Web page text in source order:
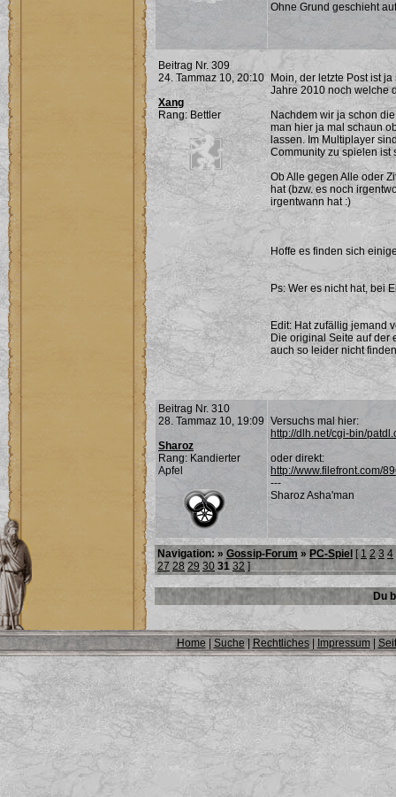
Ohne Grund geschieht
Beitrag Nr. 309
24. Tammaz 10, 20:10
Xang
Rang: Bettler
Moin, der letzte Post ist
Jahre 2010 noch welche
Nachdem wir ja schon
man hier ja mal schaun
lassen. Im Multiplayer
Community zu spielen ist
Ob Alle gegen Alle oder
hat (bzw. es noch
irgentwann hat :)
Hoffe es finden sich
Ps: Wer es nicht hat, bei
Edit: Hat zufällig jemand
Die original Seite auf der
auch so leider nicht
Beitrag Nr. 310
28. Tammaz 10, 19:09
Sharoz
Rang: Kandierter
Apfel
Versuchs mal hier:
http://dlh.net/cgi-bin/
oder direkt:
http://www.filefront.com/
---
Sharoz Asha'man
Navigation: » Gossip-Forum » PC-Spiel [1 2 3 4
27 28 29 30 31 32 ]
Du
Home| Suche | Rechtliches| Impressum|